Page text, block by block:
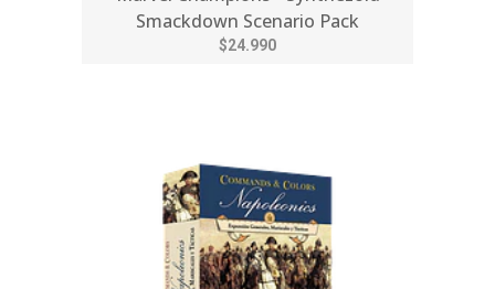
Smackdown Scenario Pack
$24.990